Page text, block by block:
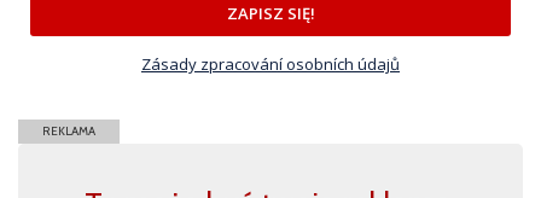
ZAPISZ SIĘ!
Zásady zpracování osobních údajů
REKLAMA